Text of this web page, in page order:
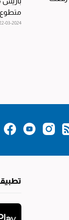
وجاء نحو
22-03-2024 | 23:41